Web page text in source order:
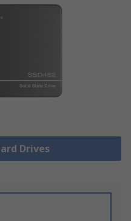
Drives